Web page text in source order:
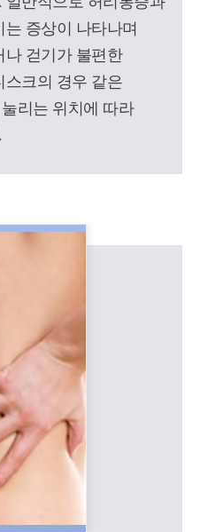
증상이 나타나며
나 걷기가 불편한
스크의 경우 같은
리는 위치에 따라